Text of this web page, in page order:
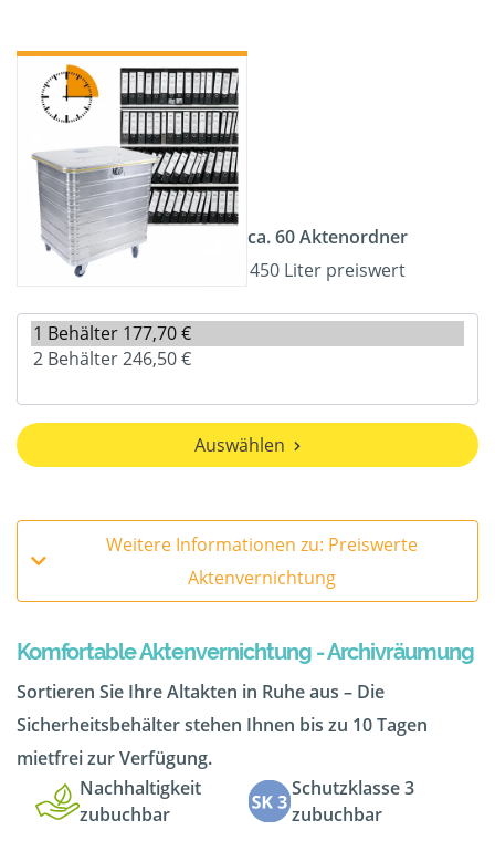
ca. 60 Aktenordner
450 Liter preiswert
Auswählen
Weitere Informationen zu: Preiswerte
Aktenvernichtung
Komfortable Aktenvernichtung - Archivräumung
Sortieren Sie Ihre Altakten in Ruhe aus – Die
Sicherheitsbehälter stehen Ihnen bis zu 10 Tagen
mietfrei zur Verfügung.
Nachhaltigkeit
zubuchbar
Schutzklasse 3
zubuchbar